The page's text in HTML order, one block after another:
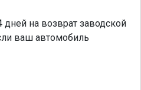
на возврат заводской
ваш автомобиль